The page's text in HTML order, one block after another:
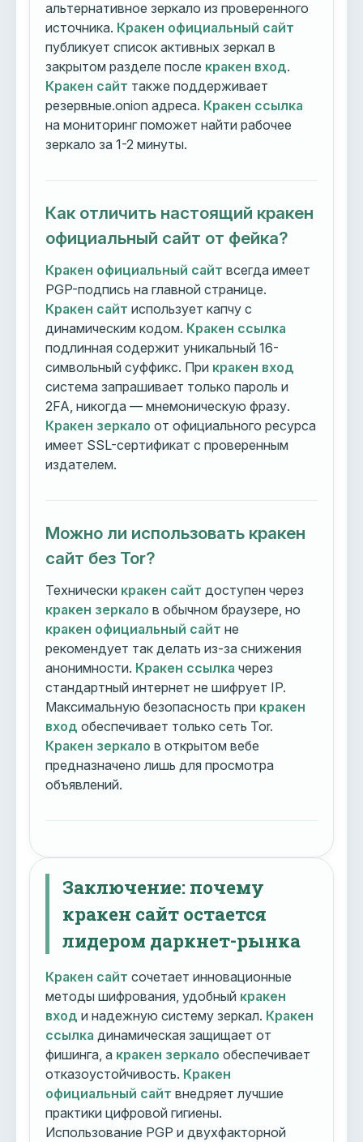
альтернативное зеркало из проверенного
источника. Кракен официальный сайт
публикует список активных зеркал в
закрытом разделе после кракен вход.
Кракен сайт также поддерживает
резервные.onion адреса. Кракен ссылка
на мониторинг поможет найти рабочее
зеркало за 1-2 минуты.
Как отличить настоящий кракен
официальный сайт от фейка?
Кракен официальный сайт всегда имеет
PGP-подпись на главной странице.
Кракен сайт использует капчу с
динамическим кодом. Кракен ссылка
подлинная содержит уникальный 16-
символьный суффикс. При кракен вход
система запрашивает только пароль и
2FA, никогда — мнемоническую фразу.
Кракен зеркало от официального ресурса
имеет SSL-сертификат с проверенным
издателем.
Можно ли использовать кракен
сайт без Tor?
Технически кракен сайт доступен через
кракен зеркало в обычном браузере, но
кракен официальный сайт не
рекомендует так делать из-за снижения
анонимности. Кракен ссылка через
стандартный интернет не шифрует IP.
Максимальную безопасность при кракен
вход обеспечивает только сеть Tor.
Кракен зеркало в открытом вебе
предназначено лишь для просмотра
объявлений.
Заключение: почему
кракен сайт остается
лидером даркнет-рынка
Кракен сайт сочетает инновационные
методы шифрования, удобный кракен
вход и надежную систему зеркал. Кракен
ссылка динамическая защищает от
фишинга, а кракен зеркало обеспечивает
отказоустойчивость. Кракен
официальный сайт внедряет лучшие
практики цифровой гигиены.
Использование PGP и двухфакторной